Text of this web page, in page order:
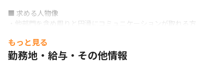
■ 求める人物像
・他部門を含め周りと円滑にコミュニケーションが取れる方
・新しい取り組みにチャレンジすることができる方
もっと見る
勤務地・給与・その他情報